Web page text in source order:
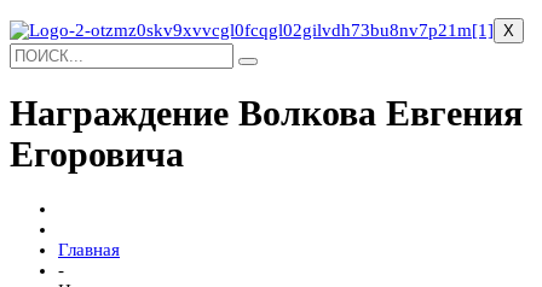
X
Награждение Волкова Евгения
Егоровича
Главная
-